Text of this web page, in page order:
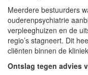
Meerdere bestuurders
ouderenpsychiatrie
verpleeghuizen en de
regio’s stagneert. Dit
cliënten binnen de
Ontslag tegen advies